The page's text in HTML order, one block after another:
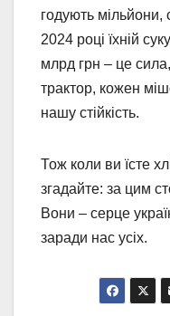
годують мільйони,
2024 році їхній
млрд грн – це
трактор, кожен
нашу стійкість.
Тож коли ви їсте
згадайте: за цим
Вони – серце
заради нас усіх.